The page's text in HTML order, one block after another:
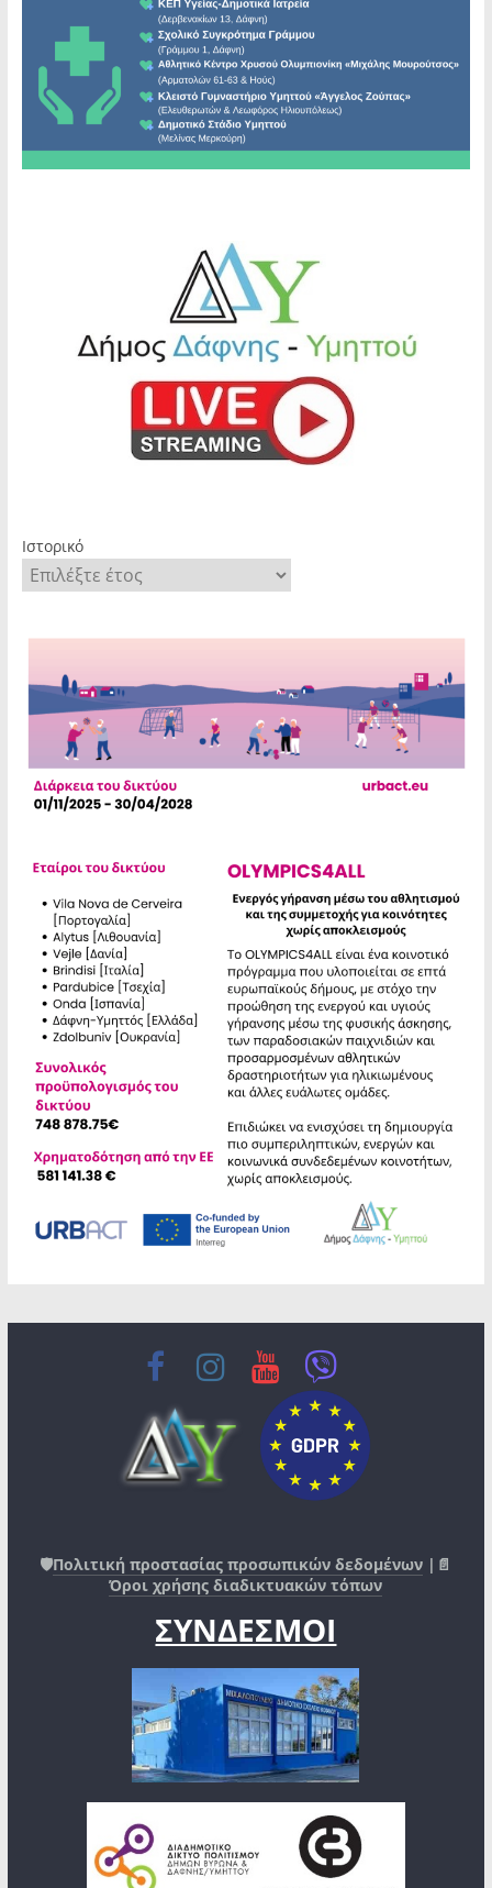
Ιστορικό
🛡️Πολιτική προστασίας προσωπικών δεδομένων |📄
Όροι χρήσης διαδικτυακών τόπων
ΣΥΝΔΕΣΜΟΙ